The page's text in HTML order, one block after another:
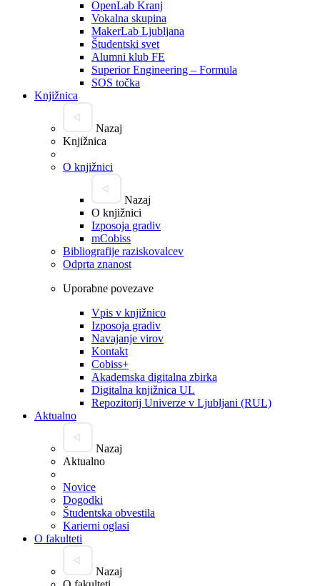
OpenLab Kranj
Vokalna skupina
MakerLab Ljubljana
Študentski svet
Alumni klub FE
Superior Engineering – Formula
SOS točka
Knjižnica
Nazaj
Knjižnica
O knjižnici
Nazaj
O knjižnici
Izposoja gradiv
mCobiss
Bibliografije raziskovalcev
Odprta znanost
Uporabne povezave
Vpis v knjižnico
Izposoja gradiv
Navajanje virov
Kontakt
Cobiss+
Akademska digitalna zbirka
Digitalna knjižnica UL
Repozitorij Univerze v Ljubljani (RUL)
Aktualno
Nazaj
Aktualno
Novice
Dogodki
Študentska obvestila
Karierni oglasi
O fakulteti
Nazaj